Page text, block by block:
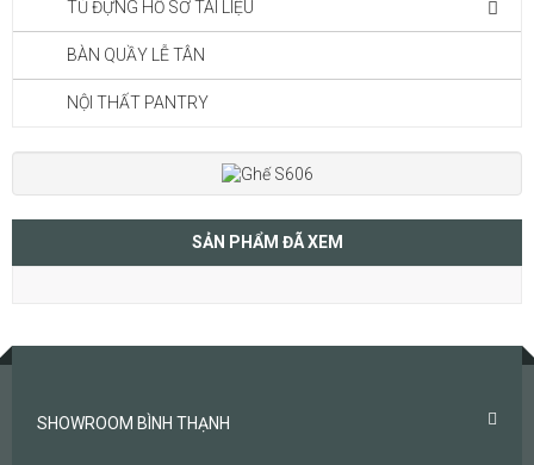
TỦ ĐỰNG HỒ SƠ TÀI LIỆU
BÀN QUẦY LỄ TÂN
NỘI THẤT PANTRY
SẢN PHẨM ĐÃ XEM
SHOWROOM BÌNH THẠNH